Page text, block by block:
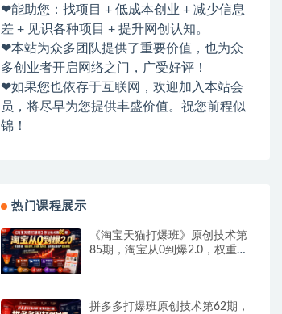
❤能助您：找项目 + 低成本创业 + 减少信息
差 + 见识各种项目 + 提升网创认知。
❤本站为众多团队提供了重要价值，也为众
多创业者开启网络之门，广受好评！
❤如果您也依存于互联网，欢迎加入本站会
员，将尽早为您提供丰盛价值。祝您前程似
锦！
热门课程展示
《淘宝天猫打爆班》原创技术第
85期，淘宝从0到爆2.0，权重搭
拼多多打爆班原创技术第62期，